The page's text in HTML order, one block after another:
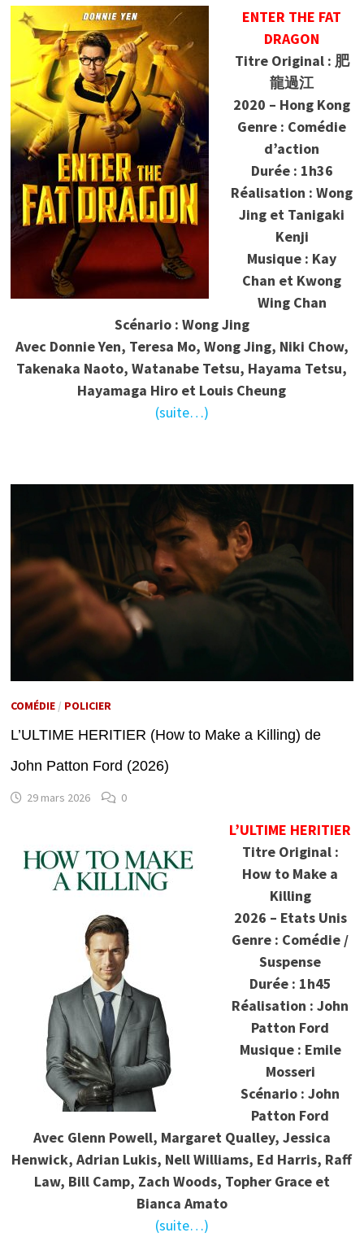
ENTER THE FAT
DRAGON
Titre Original : 肥
龍過江
2020 – Hong Kong
Genre : Comédie
d’action
Durée : 1h36
Réalisation : Wong
Jing et Tanigaki
Kenji
Musique : Kay
Chan et Kwong
Wing Chan
Scénario : Wong Jing
Avec Donnie Yen, Teresa Mo, Wong Jing, Niki Chow,
Takenaka Naoto, Watanabe Tetsu, Hayama Tetsu,
Hayamaga Hiro et Louis Cheung
(suite…)
COMÉDIE/ POLICIER
L’ULTIME HERITIER (How to Make a Killing) de
John Patton Ford (2026)
29 mars 2026 0
L’ULTIME HERITIER
Titre Original :
How to Make a
Killing
2026 – Etats Unis
Genre : Comédie /
Suspense
Durée : 1h45
Réalisation : John
Patton Ford
Musique : Emile
Mosseri
Scénario : John
Patton Ford
Avec Glenn Powell, Margaret Qualley, Jessica
Henwick, Adrian Lukis, Nell Williams, Ed Harris, Raff
Law, Bill Camp, Zach Woods, Topher Grace et
Bianca Amato
(suite…)